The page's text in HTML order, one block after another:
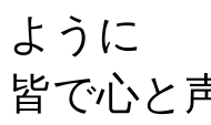
ように
皆で心と